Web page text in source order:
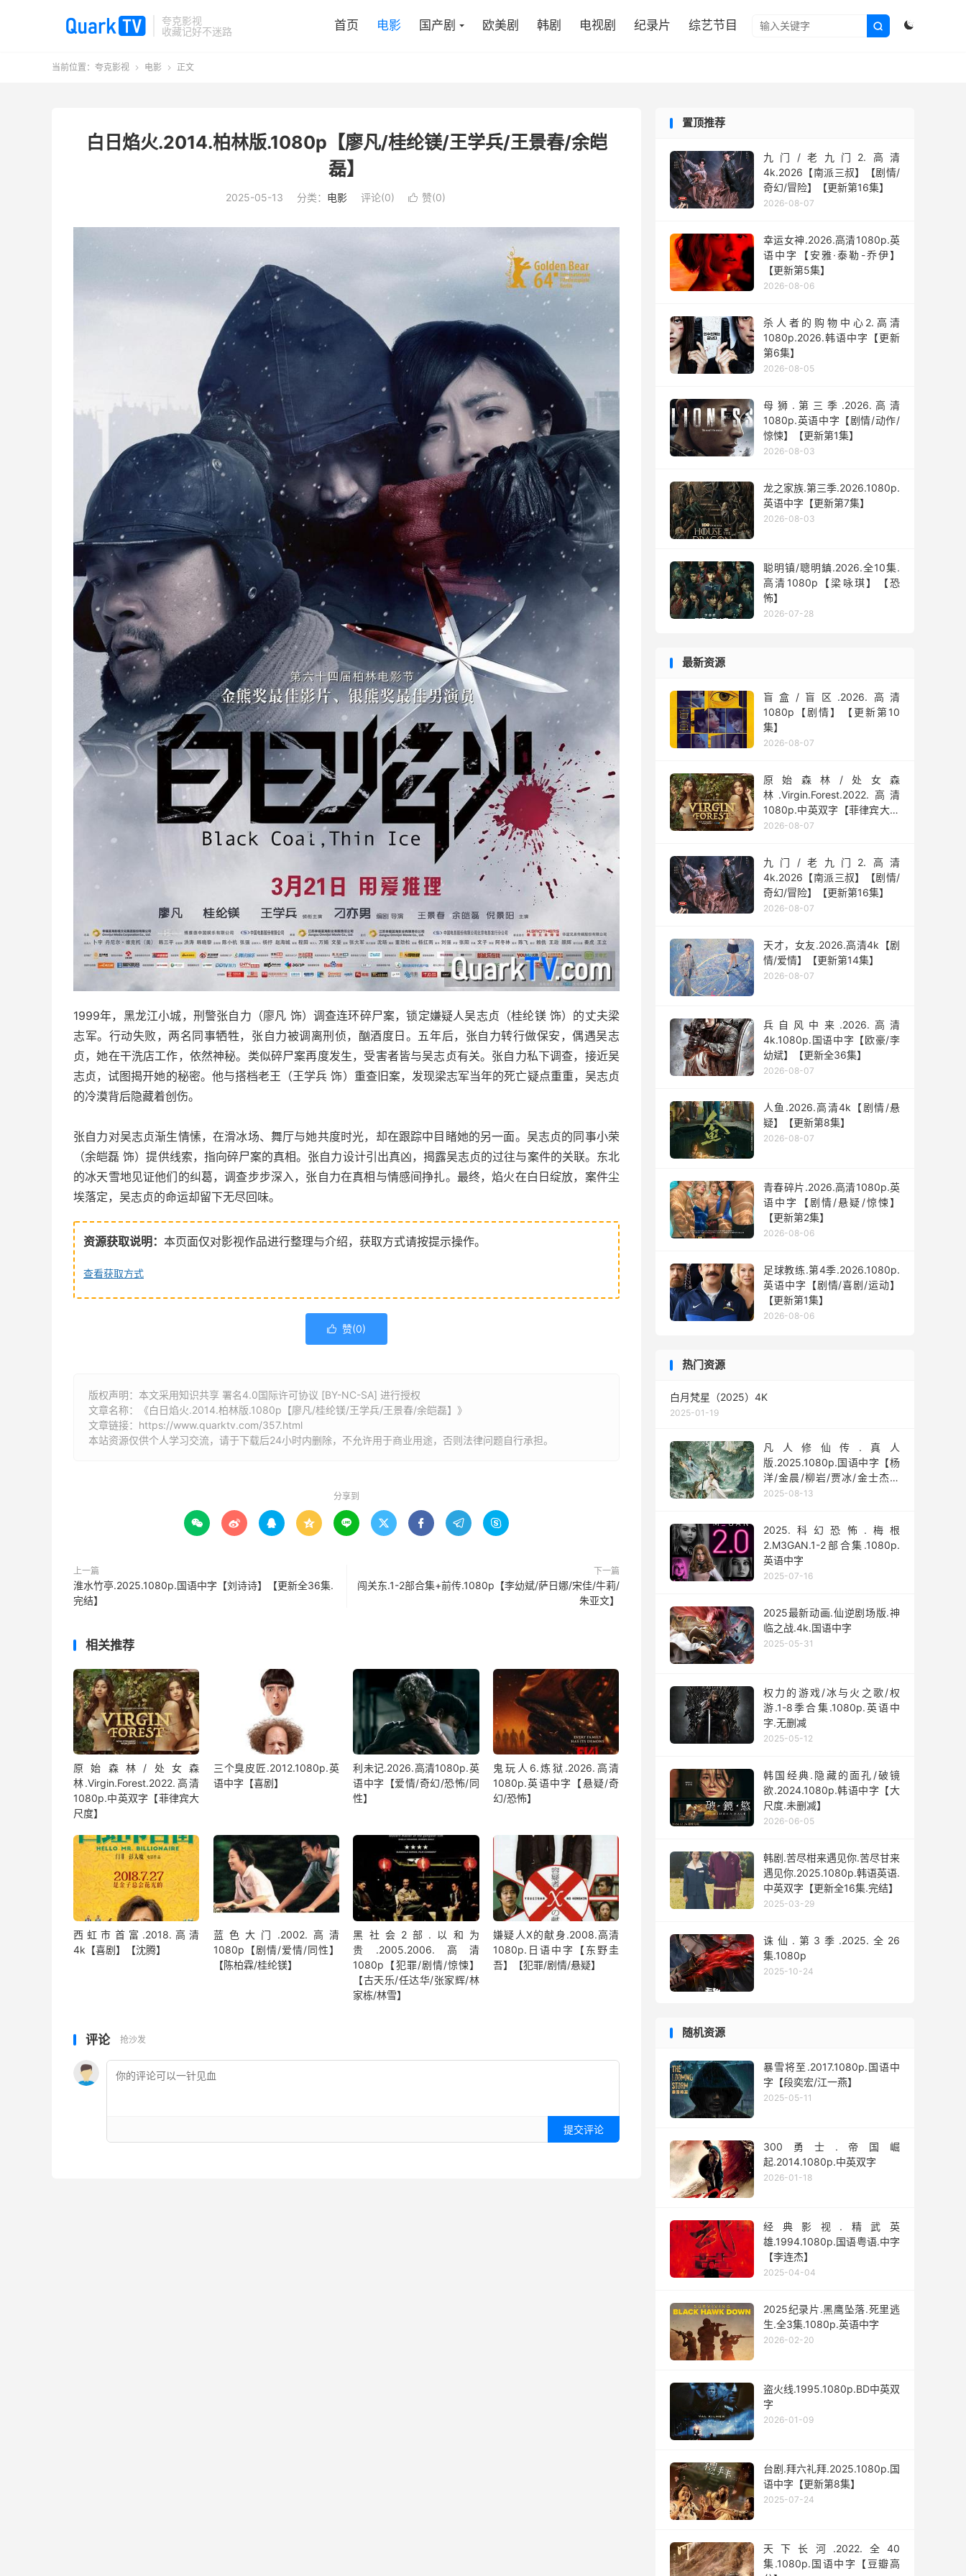
夸克影视
收藏记好不迷路


首页 电影 国产剧 欧美剧 韩剧 电视剧 纪录片 综艺节目
当前位置： 夸克影视  电影  正文
白日焰火.2014.柏林版.1080p【廖凡/桂纶镁/王学兵/王景春/余皑
磊】
2025-05-13 分类： 电影 评论(0)  赞(0)
1999年，黑龙江小城，刑警张自力（廖凡 饰）调查连环碎尸案，锁定嫌疑人吴志贞（桂纶镁 饰）的丈夫梁
志军。行动失败，两名同事牺牲，张自力被调离刑侦，酗酒度日。五年后，张自力转行做保安，偶遇吴志
贞，她在干洗店工作，依然神秘。类似碎尸案再度发生，受害者皆与吴志贞有关。张自力私下调查，接近吴
志贞，试图揭开她的秘密。他与搭档老王（王学兵 饰）重查旧案，发现梁志军当年的死亡疑点重重，吴志贞
的冷漠背后隐藏着创伤。
张自力对吴志贞渐生情愫，在滑冰场、舞厅与她共度时光，却在跟踪中目睹她的另一面。吴志贞的同事小荣
（余皑磊 饰）提供线索，指向碎尸案的真相。张自力设计引出真凶，揭露吴志贞的过往与案件的关联。东北
的冰天雪地见证他们的纠葛，调查步步深入，张自力在真相与情感间挣扎。最终，焰火在白日绽放，案件尘
埃落定，吴志贞的命运却留下无尽回味。
资源获取说明： 本页面仅对影视作品进行整理与介绍，获取方式请按提示操作。
查看获取方式
 赞(0)
版权声明：本文采用知识共享 署名4.0国际许可协议 [BY-NC-SA] 进行授权
文章名称：《白日焰火.2014.柏林版.1080p【廖凡/桂纶镁/王学兵/王景春/余皑磊】》
文章链接： https://www.quarktv.com/357.html
本站资源仅供个人学习交流，请于下载后24小时内删除，不允许用于商业用途，否则法律问题自行承担。
分享到
        
上一篇
淮水竹亭.2025.1080p.国语中字【刘诗诗】【更新全36集.
完结】
下一篇
闯关东.1-2部合集+前传.1080p【李幼斌/萨日娜/宋佳/牛莉/
朱亚文】
相关推荐
原始森林/处女森
林.Virgin.Forest.2022.高清
1080p.中英双字【菲律宾大
尺度】
三个臭皮匠.2012.1080p.英
语中字【喜剧】
利未记.2026.高清1080p.英
语中字【爱情/奇幻/恐怖/同
性】
鬼玩人6.炼狱.2026.高清
1080p.英语中字【悬疑/奇
幻/恐怖】
西虹市首富.2018.高清
4k【喜剧】【沈腾】
蓝色大门.2002.高清
1080p【剧情/爱情/同性】
【陈柏霖/桂纶镁】
黑社会2部.以和为
贵.2005.2006.高清
1080p【犯罪/剧情/惊悚】
【古天乐/任达华/张家辉/林
家栋/林雪】
嫌疑人X的献身.2008.高清
1080p.日语中字【东野圭
吾】【犯罪/剧情/悬疑】
评论 抢沙发
提交评论
置顶推荐
九门/老九门2.高清
4k.2026【南派三叔】【剧情/
奇幻/冒险】【更新第16集】
2026-08-07
幸运女神.2026.高清1080p.英
语中字【安雅·泰勒-乔伊】
【更新第5集】
2026-08-06
杀人者的购物中心2.高清
1080p.2026.韩语中字【更新
第6集】
2026-08-05
母狮.第三季.2026.高清
1080p.英语中字【剧情/动作/
惊悚】【更新第1集】
2026-08-03
龙之家族.第三季.2026.1080p.
英语中字【更新第7集】
2026-08-03
聪明镇/聰明鎮.2026.全10集.
高清1080p【梁咏琪】【恐
怖】
2026-07-28
最新资源
盲盒/盲区.2026.高清
1080p【剧情】【更新第10
集】
2026-08-07
原始森林/处女森
林.Virgin.Forest.2022.高清
1080p.中英双字【菲律宾大尺
度】
2026-08-07
九门/老九门2.高清
4k.2026【南派三叔】【剧情/
奇幻/冒险】【更新第16集】
2026-08-07
天才，女友.2026.高清4k【剧
情/爱情】【更新第14集】
2026-08-07
兵自风中来‎.2026.高清
4k.1080p.国语中字【欧豪/李
幼斌】【更新全36集】
2026-08-07
人鱼.2026.高清4k【剧情/悬
疑】【更新第8集】
2026-08-07
青春碎片.2026.高清1080p.英
语中字【剧情/悬疑/惊悚】
【更新第2集】
2026-08-06
足球教练.第4季.2026.1080p.
英语中字【剧情/喜剧/运动】
【更新第1集】
2026-08-06
热门资源
白月梵星（2025）4K
2025-01-19
凡人修仙传.真人
版.2025.1080p.国语中字【杨
洋/金晨/柳岩/贾冰/金士杰】
【全30集】
2025-08-13
2025.科幻恐怖.梅根
2.M3GAN.1-2部合集.1080p.
英语中字
2025-07-16
2025最新动画.仙逆剧场版.神
临之战.4k.国语中字
2025-05-31
权力的游戏/冰与火之歌/权
游.1-8季合集.1080p.英语中
字.无删减
2025-05-12
韩国经典.隐藏的面孔/破镜
欲.2024.1080p.韩语中字【大
尺度.未删减】
2026-06-05
韩剧.苦尽柑来遇见你.苦尽甘来
遇见你.2025.1080p.韩语英语.
中英双字【更新全16集.完结】
2025-03-29
诛仙.第3季.2025.全26
集.1080p
2025-10-24
随机资源
暴雪将至.2017.1080p.国语中
字【段奕宏/江一燕】
2025-05-11
300勇士.帝国崛
起.2014.1080p.中英双字
2026-01-18
经典影视.精武英
雄.1994.1080p.国语粤语.中字
【李连杰】
2025-04-04
2025纪录片.黑鹰坠落.死里逃
生.全3集.1080p.英语中字
2026-02-20
盗火线.1995.1080p.BD中英双
字
2026-01-09
台剧.拜六礼拜.2025.1080p.国
语中字【更新第8集】
2025-07-24
天下长河.2022.全40
集.1080p.国语中字【豆瓣高